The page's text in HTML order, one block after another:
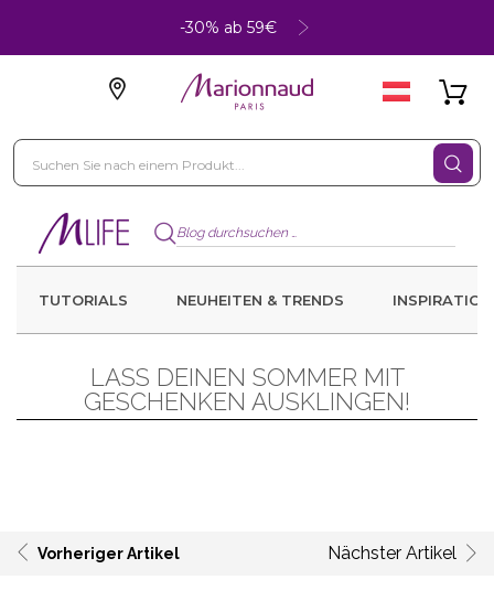
-30% ab 59€
TUTORIALS NEUHEITEN & TRENDS INSPIRATION
LASS DEINEN SOMMER MIT
GESCHENKEN AUSKLINGEN!
Vorheriger Artikel Nächster Artikel